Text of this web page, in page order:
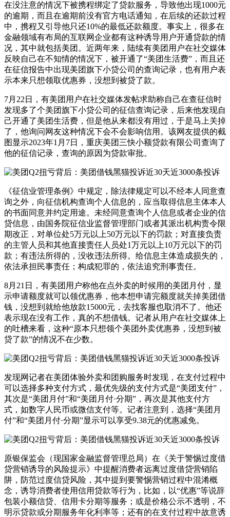
在没注意的情况下被携程绑定了贷款服务，导致他出现1000元
的逾期，而且在逾期前没有官方电话通知，在后续的还款过程
中，携程又引导他只还10%的最低还款额度。事实上，很多在
金融领域有布局的互联网企业都有这种诱导用户开通贷款的情
况，其中就包括美团。近两年来，陆续有美团用户在社交媒体
反映自己在不知情的情况下，被开通了“美团生活费”，而且还
在征信报告中出现美团旗下小贷公司的查询记录，也有用户表
示本来只想领取优惠券，没想到被贷了款。
7月22日，有美团用户在社交媒体发帖求助称自己在查征信时
发现多了个美团旗下小贷公司的征信查询记录，后来他发现自
己开通了美团生活费，但是他从来都没有用过，于是马上关掉
了，他询问网友这种情况下会不会影响信用。该网友提供的截
图显示2023年1月7日，重庆美团三快小额贷款有限公司查询了
他的征信记录，查询的原因为贷款审批。
《征信业管理条例》中规定，除法律规定可以不经本人同意查
询之外，向征信机构查询个人信息的，应当取得信息主体本人
的书面同意并约定用途。未经同意查询个人信息或者企业的信
贷信息，由国务院征信业监督管理部门或者其派出机构责令限
期改正，对单位处5万元以上50万元以下的罚款；对直接负责
的主管人员和其他直接责任人员处1万元以上10万元以下的罚
款；有违法所得的，没收违法所得。给信息主体造成损失的，
依法承担民事责任；构成犯罪的，依法追究刑事责任。
8月21日，有美团用户称他在点外卖的时候用的美团月付，显
示申请额度就可以领优惠券，他本想申请完额度就关掉美团借
钱，没想到就给他放款15000元，去找客服也取消不了。他还
表示现在没有工作，真的不想借钱。记者从用户在社交媒体上
的吐槽来看，这种“原本只想领个美团外卖优惠券，没想到被
贷了款”的情况不在少数。
发现网记者在美团体验外卖和团购服务时发现，在支付过程中
可以选择多种支付方式，最优先级的支付方式是“美团支付”，
其次是“美团月付”和“美团月付·分期”，再次是其他支付方
式，如数字人民币或微信支付等。记者注意到，选择“美团月
付”和“美团月付·分期”显示可以享受9.38元的优惠减免。
原银保监会（现国家金融监督管理总局）在《关于警惕过度借
贷营销诱导的风险提示》中提醒消费者远离过度借贷营销陷
阱，防范过度信贷风险，其中提到要警惕营销过程中混淆概
念，诱导消费者使用信用贷款等行为，比如，以“优惠”等说辞
包装小额信贷、信用卡分期等服务；或是价格公示不透明，不
明示贷款或分期服务年化利率等；还有的在支付过程中故意诱